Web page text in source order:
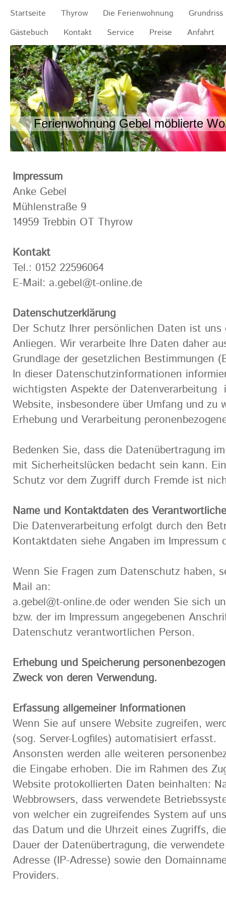
Startseite Thyrow Die Ferienwohnung
Grundriss
Gästebuch
Kontakt Service Preise Anfahrt
Ferienwohnung Gebel möblierte
Impressum
Anke Gebel
Mühlenstraße 9
14959 Trebbin OT Thyrow
Kontakt
Tel.: 0152 22596064
E-Mail: a.gebel@t-online.de
Datenschutzerklärung
Der Schutz Ihrer persönlichen Daten ist uns
Anliegen. Wir verarbeite Ihre Daten daher
Grundlage der gesetzlichen Bestimmungen
In dieser Datenschutzinformationen
wichtigsten Aspekte der Datenverarbeitung
Website, insbesondere über Umfang und zu
Erhebung und Verarbeitung
Bedenken Sie, dass die Datenübertragung
mit Sicherheitslücken bedacht sein kann.
Schutz vor dem Zugriff durch Fremde ist
Name und Kontaktdaten des
Die Datenverarbeitung erfolgt durch den
Kontaktdaten siehe Angaben im Impressum
Wenn Sie Fragen zum Datenschutz haben,
Mail an:
a.gebel@t-online.de oder wenden Sie sich
bzw. der im Impressum angegebenen
Datenschutz verantwortlichen Person.
Erhebung und Speicherung
Zweck von deren Verwendung.
Erfassung allgemeiner Informationen
Wenn Sie auf unsere Website zugreifen,
(sog. Server-Logfiles) automatisiert erfasst.
Ansonsten werden alle weiteren
die Eingabe erhoben. Die im Rahmen des
Website protokollierten Daten beinhalten:
Webbrowsers, dass verwendete
von welcher ein zugreifendes System auf
das Datum und die Uhrzeit eines Zugriffs,
Dauer der Datenübertragung, die
Adresse (IP-Adresse) sowie den
Providers.